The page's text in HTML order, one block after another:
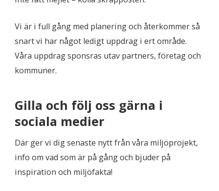
Vi är i full gång med planering och återkommer så
snart vi har något ledigt uppdrag i ert område.
Våra uppdrag sponsras utav partners, företag och
kommuner.
Gilla och följ oss gärna i
sociala medier
Där ger vi dig senaste nytt från våra miljöprojekt,
info om vad som är på gång och bjuder på
inspiration och miljöfakta!